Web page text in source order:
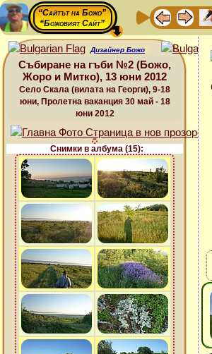
“Сайтът на Божо”
“Божовият Сайт”
Дизайнер Божо
Събиране на гъби №2 (Божо,
Жоро и Митко), 13 юни 2012
Село Скала (вилата на Георги), 9-18
юни, Пролетна ваканция 30 май - 18
юни 2012
Снимки в албума (15):